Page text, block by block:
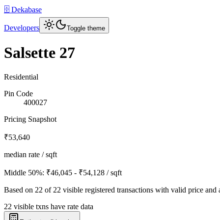
🗄️ Dekabase
Developers Toggle theme
Salsette 27
Residential
Pin Code
400027
Pricing Snapshot
₹53,640
median rate / sqft
Middle 50%: ₹46,045 - ₹54,128 / sqft
Based on 22 of 22 visible registered transactions with valid price and
22 visible txns have rate data